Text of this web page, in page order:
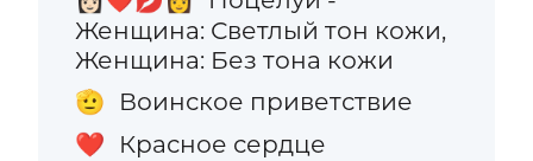
Женщина: Светлый тон кожи,
Женщина: Без тона кожи
🫡 Воинское приветствие
❤️ Красное сердце